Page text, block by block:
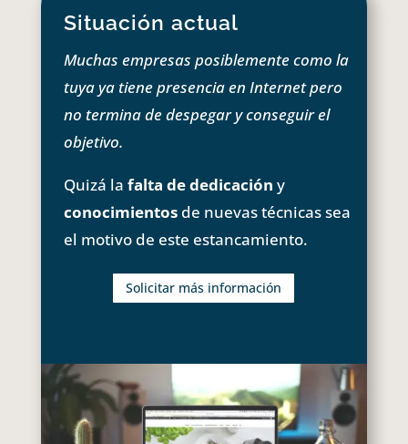
Situación actual
Muchas empresas posiblemente como la
tuya ya tiene presencia en Internet pero
no termina de despegar y conseguir el
objetivo.
Quizá la falta de dedicación y
conocimientosde nuevas técnicas sea
el motivo de este estancamiento.
Solicitar más información